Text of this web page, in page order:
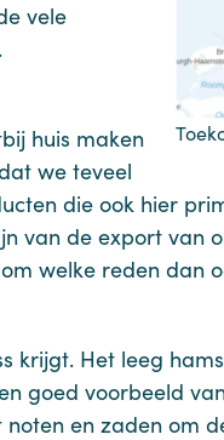
vele
huis maken
we teveel
die ook hier
van de export van
welke reden dan
krijgt. Het leeg
goed voorbeeld
en zaden om